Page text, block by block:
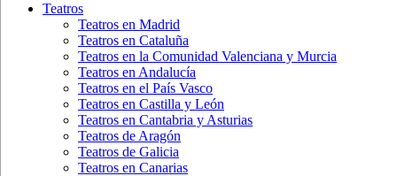
Teatros
Teatros en Madrid
Teatros en Cataluña
Teatros en la Comunidad Valenciana y Murcia
Teatros en Andalucía
Teatros en el País Vasco
Teatros en Castilla y León
Teatros en Cantabria y Asturias
Teatros de Aragón
Teatros de Galicia
Teatros en Canarias